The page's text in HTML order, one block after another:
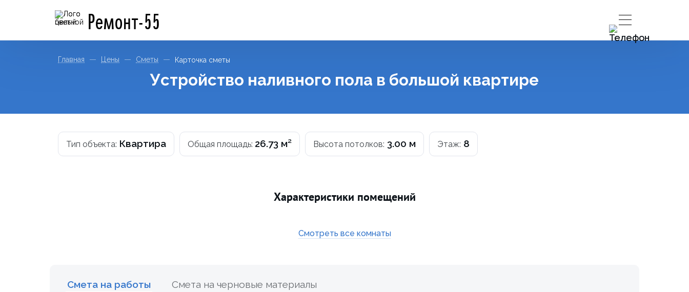
Ремонт-55
Главная Цены Сметы Карточка сметы
Устройство наливного пола в большой квартире
Тип объекта: Квартира Общая площадь: 26.73 м² Высота потолков: 3.00 м Этаж: 8
Характеристики помещений
Смотреть все комнаты
Смета на работы Смета на черновые материалы